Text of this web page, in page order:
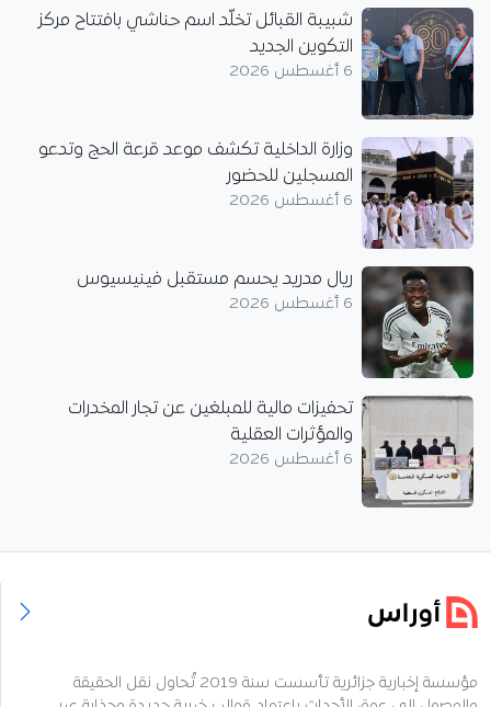
شبيبة القبائل تخلّد اسم حناشي بافتتاح مركز
التكوين الجديد
6 أغسطس 2026
وزارة الداخلية تكشف موعد قرعة الحج وتدعو
المسجلين للحضور
6 أغسطس 2026
ريال مدريد يحسم مستقبل فينيسيوس
6 أغسطس 2026
تحفيزات مالية للمبلغين عن تجار المخدرات
والمؤثرات العقلية
6 أغسطس 2026
مؤسسة إخبارية جزائرية تأسست سنة 2019 تُحاول نقل الحقيقة